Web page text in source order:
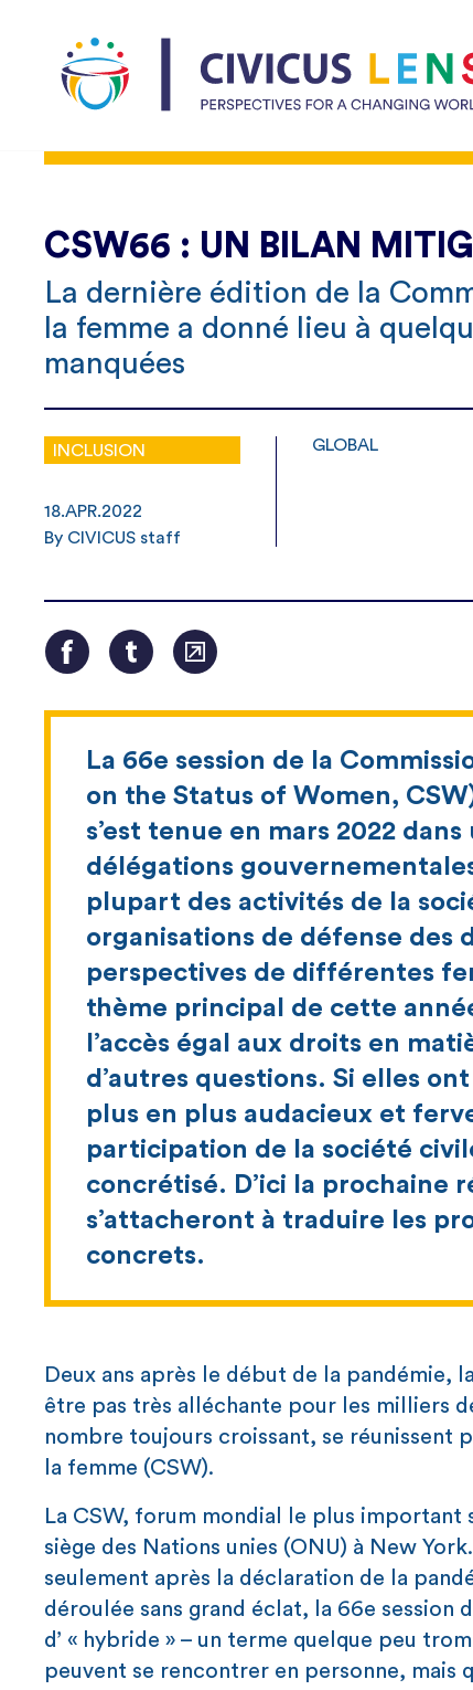
CSW66 : UN BILAN
La dernière édition de la
la femme a donné lieu à
manquées
INCLUSION
18.APR.2022
By CIVICUS staff
GLOBAL
La 66e session de la
on the Status of Women,
s’est tenue en mars 2022
délégations
plupart des activités de la
organisations de défense des
perspectives de différentes
thème principal de cette
l’accès égal aux droits en
d’autres questions. Si elles
plus en plus audacieux et
participation de la société
concrétisé. D’ici la prochaine
s’attacheront à traduire les
concrets.
Deux ans après le début de la pandémie,
être pas très alléchante pour les milliers
nombre toujours croissant, se réunissent
la femme (CSW).
La CSW, forum mondial le plus important
siège des Nations unies (ONU) à New
seulement après la déclaration de la
déroulée sans grand éclat, la 66e session
d’ « hybride » – un terme quelque peu
peuvent se rencontrer en personne, mais